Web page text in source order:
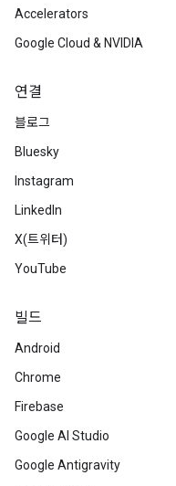
Accelerators
Google Cloud & NVIDIA
연결
블로그
Bluesky
Instagram
LinkedIn
X(트위터)
YouTube
빌드
Android
Chrome
Firebase
Google AI Studio
Google Antigravity